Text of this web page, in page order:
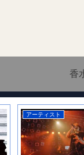
香
アーティスト